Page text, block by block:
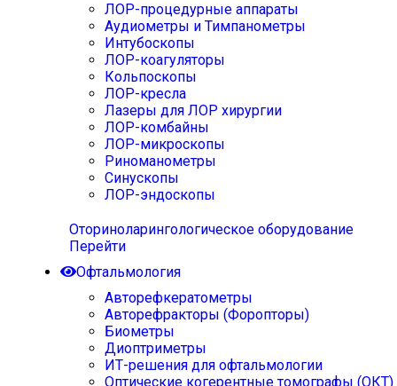
ЛОР-процедурные аппараты
Аудиометры и Тимпанометры
Интубоскопы
ЛОР-коагуляторы
Кольпоскопы
ЛОР-кресла
Лазеры для ЛОР хирургии
ЛОР-комбайны
ЛОР-микроскопы
Риноманометры
Синускопы
ЛОР-эндоскопы
Оториноларингологическое оборудование
Перейти
Офтальмология
Авторефкератометры
Авторефракторы (Форопторы)
Биометры
Диоптриметры
ИТ-решения для офтальмологии
Оптические когерентные томографы (ОКТ)